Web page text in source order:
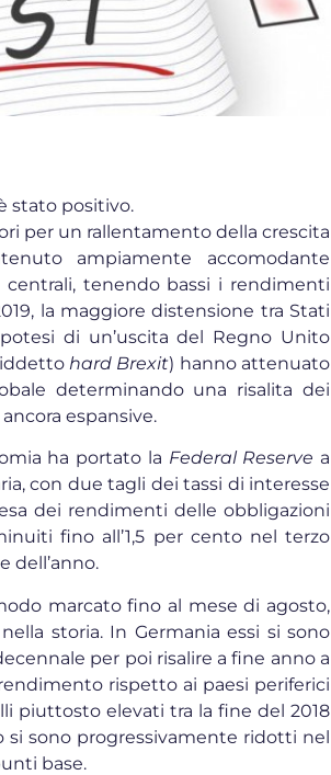
stato positivo.
per un rallentamento della crescita
ampiamente accomodante
tenendo bassi i rendimenti
la maggiore distensione tra Stati
di un’uscita del Regno Unito
hard Brexit) hanno attenuato
determinando una risalita dei
espansive.
ha portato la Federal Reserve a
con due tagli dei tassi di interesse
dei rendimenti delle obbligazioni
fino all’1,5 per cento nel terzo
dell’anno.
marcato fino al mese di agosto,
storia. In Germania essi si sono
per poi risalire a fine anno a
rispetto ai paesi periferici
piuttosto elevati tra la fine del 2018
si sono progressivamente ridotti nel
base.